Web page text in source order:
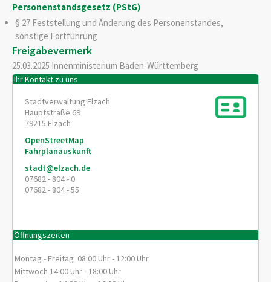
Personenstandsgesetz (PStG)
§ 27 Feststellung und Änderung des Personenstandes,
sonstige Fortführung
Freigabevermerk
25.03.2025 Innenministerium Baden-Württemberg
Ihr Kontakt zu uns
Stadtverwaltung Elzach
Hauptstraße 69
79215 Elzach
OpenStreetMap
Fahrplanauskunft
stadt@elzach.de
07682 - 804 - 0
07682 - 804 - 55
Öffnungszeiten
Montag - Freitag 08:00 Uhr - 12:00 Uhr
Mittwoch 14:00 Uhr - 18:00 Uhr